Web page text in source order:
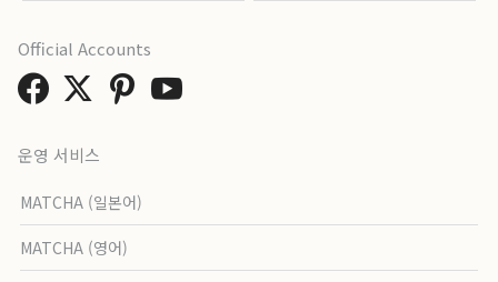
운영 서비스
MATCHA (일본어)
MATCHA (영어)
Official Accounts